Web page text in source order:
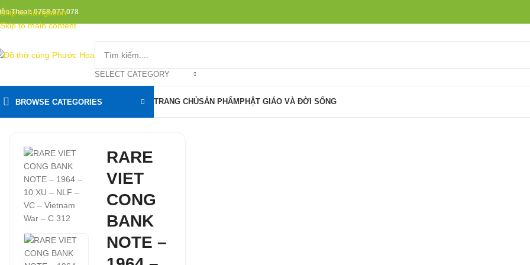
Skip to navigation
Skip to main content
Thoại: 0768.077.078
SELECT CATEGORY
BROWSE CATEGORIES TRANG CHỦSẢN PHẨM PHẬT GIÁO VÀ ĐỜI SỐNG
RARE
VIET
CONG
BANK
NOTE –